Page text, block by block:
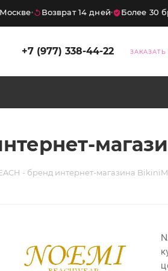
Возврат 14 дней Более 30
+7 (977) 338-44-22
- бренд интернет-магазина